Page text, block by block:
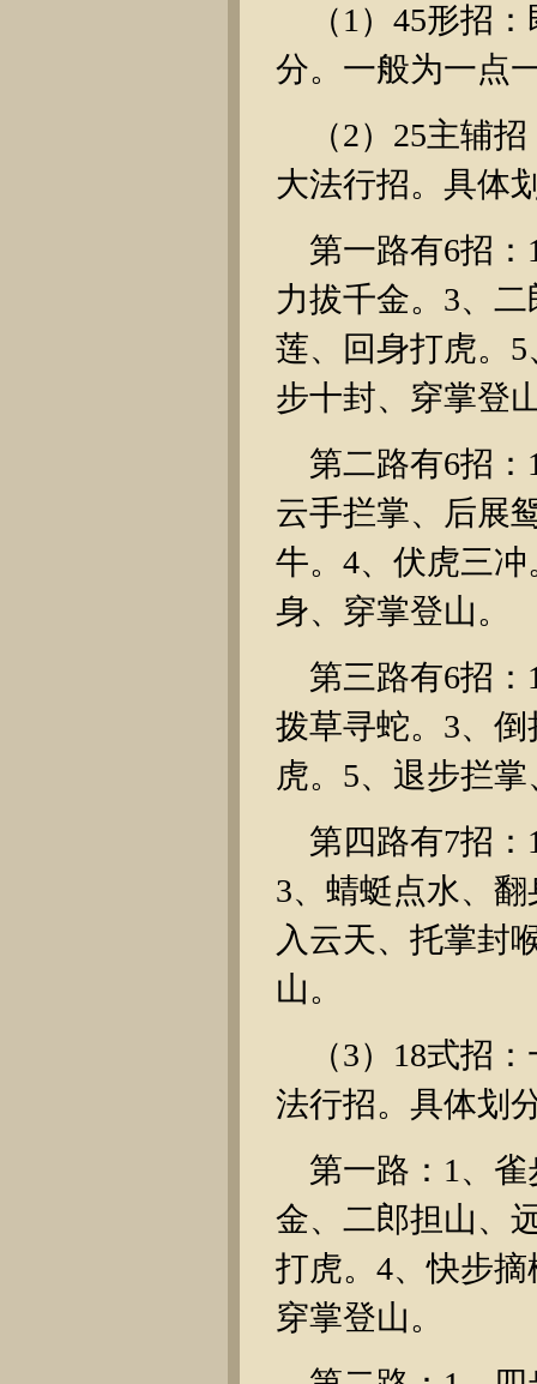
（1）45形招
分。一般为一点
（2）25主辅
大法行招。具体
第一路有6招
力拔千金。3、
莲、回身打虎。
步十封、穿掌登
第二路有6招
云手拦掌、后展
牛。4、伏虎三
身、穿掌登山。
第三路有6招
拨草寻蛇。3、
虎。5、退步拦
第四路有7招
3、蜻蜓点水、
入云天、托掌封
山。
（3）18式招
法行招。具体划
第一路：1、
金、二郎担山、
打虎。4、快步
穿掌登山。